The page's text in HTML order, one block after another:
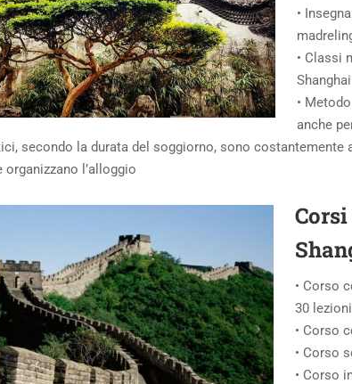
•
• Classi
Shanghai
•
anche
secondo la durata del soggiorno, sono costantemente
organizzano l’alloggio
• Corso
30
• Corso
• Corso
• Corso